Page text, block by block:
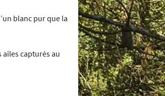
blanc pur que la
ailes capturés au